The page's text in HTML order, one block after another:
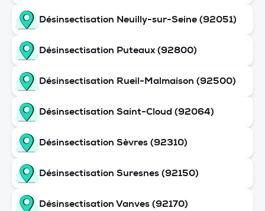
Désinsectisation Neuilly-sur-Seine (92051)
Désinsectisation Puteaux (92800)
Désinsectisation Rueil-Malmaison (92500)
Désinsectisation Saint-Cloud (92064)
Désinsectisation Sèvres (92310)
Désinsectisation Suresnes (92150)
Désinsectisation Vanves (92170)